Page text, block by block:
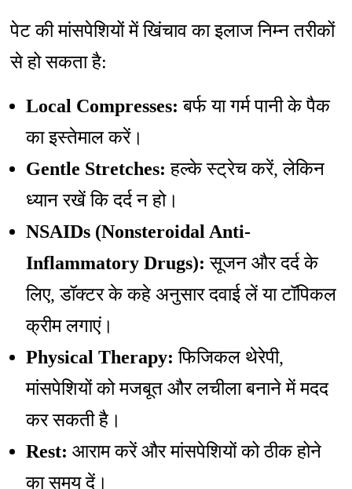
पेट की मांसपेशियों में खिंचाव का इलाज निम्न तरीकों
से हो सकता है:
Local Compresses: बर्फ या गर्म पानी के पैक
का इस्तेमाल करें।
Gentle Stretches: हल्के स्ट्रेच करें, लेकिन
ध्यान रखें कि दर्द न हो।
NSAIDs (Nonsteroidal Anti-
Inflammatory Drugs): सूजन और दर्द के
लिए, डॉक्टर के कहे अनुसार दवाई लें या टॉपिकल
क्रीम लगाएं।
Physical Therapy: फिजिकल थेरेपी,
मांसपेशियों को मजबूत और लचीला बनाने में मदद
कर सकती है।
Rest: आराम करें और मांसपेशियों को ठीक होने
का समय दें।